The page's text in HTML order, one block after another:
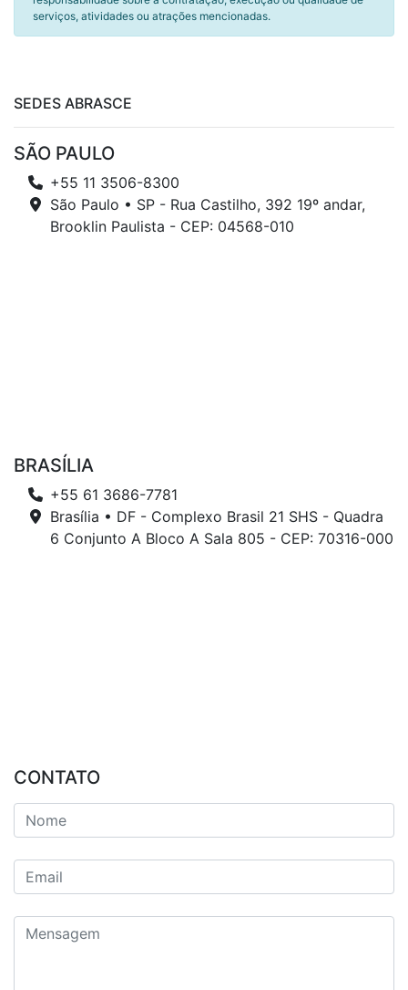
serviços, atividades ou atrações mencionadas.
SEDES ABRASCE
SÃO PAULO
+55 11 3506-8300
São Paulo • SP - Rua Castilho, 392 19º andar,
Brooklin Paulista - CEP: 04568-010
BRASÍLIA
+55 61 3686-7781
Brasília • DF - Complexo Brasil 21 SHS - Quadra
6 Conjunto A Bloco A Sala 805 - CEP: 70316-000
CONTATO